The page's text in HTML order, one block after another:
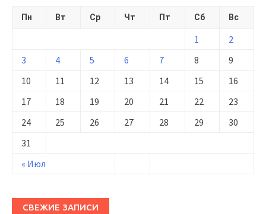
Пн Вт Ср Чт Пт Сб Вс
« Июл
1
2
3
4 5 6 7 8
9
10
11 12 13 14 15
16
17
18 19 20 21 22
23
24
25 26 27 28 29
30
31
СВЕЖИЕ ЗАПИСИ